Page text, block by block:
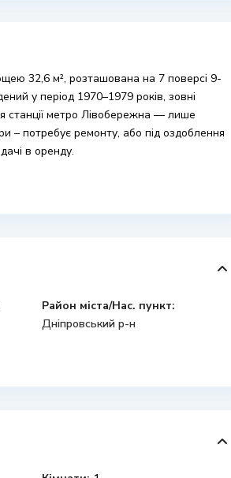
32,6 м², розташована на 7 поверсі 9-
у період 1970–1979 років, зовні
станції метро Лівобережна — лише
– потребує ремонту, або під оздоблення
в оренду.
Район міста/Нас. пункт:
Дніпровський р-н